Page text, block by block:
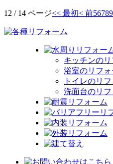
12 / 14 ページ<< 最初< 前56789
キッチンの
浴室のリフォ
トイレのリ
洗面台のリフ